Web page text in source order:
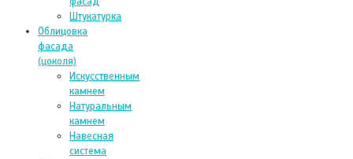
Штукатурка
Облицовка
фасада
(цоколя)
Искусственным
камнем
Натуральным
камнем
Навесная
система